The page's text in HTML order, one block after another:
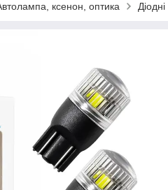
ксенон, оптика